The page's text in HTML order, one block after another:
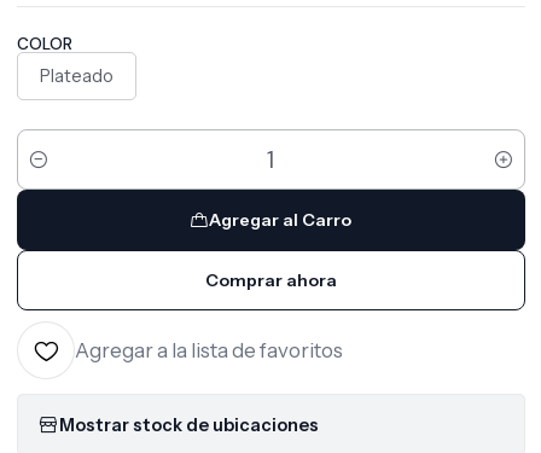
COLOR
Plateado
Cantidad
Agregar al Carro
Comprar ahora
Agregar a la lista de favoritos
Mostrar stock de ubicaciones